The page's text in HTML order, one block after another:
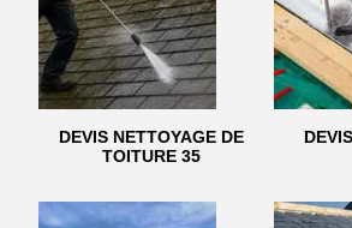
DEVIS NETTOYAGE DE
TOITURE 35